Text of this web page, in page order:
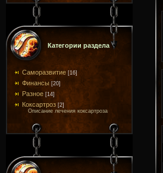
Категории раздела
Саморазвитие [16]
Финансы [20]
Разное [14]
Коксартроз [2]
Описание лечения коксартроза